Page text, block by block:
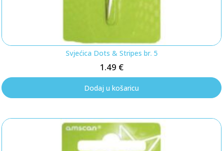
Svjećica Dots & Stripes br. 5
1.49 €
Dodaj u košaricu